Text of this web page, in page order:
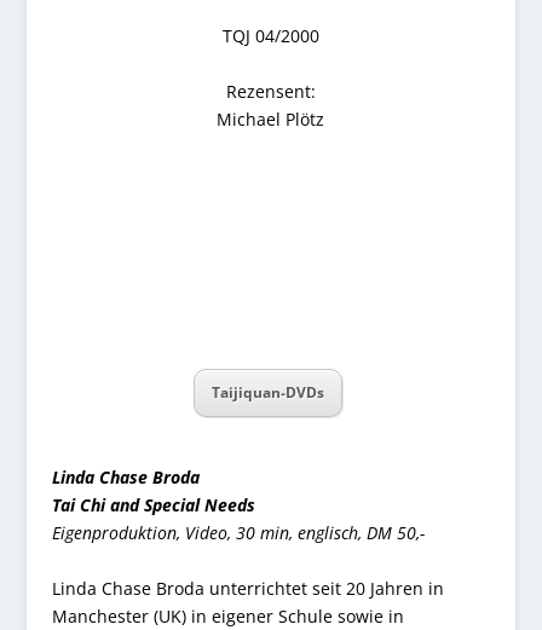
TQJ 04/2000
Rezensent:
Michael Plötz
Taijiquan-DVDs
Linda Chase Broda
Tai Chi and Special Needs
Eigenproduktion, Video, 30 min, englisch, DM 50,-
Linda Chase Broda unterrichtet seit 20 Jahren in
Manchester (UK) in eigener Schule sowie in